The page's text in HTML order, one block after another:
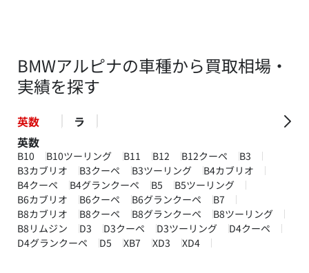
BMWアルピナの車種から買取相場・
実績を探す
英数
ラ
英数
B10 B10ツーリング B11 B12 B12クーペ
B3
B3カブリオ
B3クーペ B3ツーリング
B4カブリオ
B4クーペ
B4グランクーペ B5
B5ツーリング
B6カブリオ
B6クーペ B6グランクーペ
B7
B8カブリオ
B8クーペ B8グランクーペ
B8ツーリング
B8リムジン
D3 D3クーペ D3ツーリング
D4クーペ
D4グランクーペ
D5 XB7 XD3 XD4